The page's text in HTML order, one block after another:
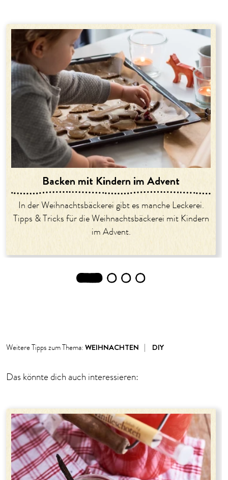
Backen mit Kindern im Advent
In der Weihnachtsbäckerei gibt es manche Leckerei.
Tipps & Tricks für die Weihnachtsbäckerei mit Kindern
im Advent.
1 2 3 4
Weitere Tipps zum Thema:WEIHNACHTEN DIY
Das könnte dich auch interessieren: